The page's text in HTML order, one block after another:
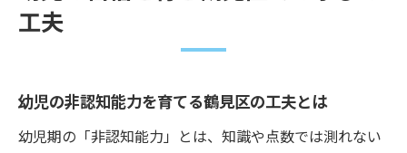
公文式で幼児の非認知能力が育つ理由
幼児の自信を伸ばす公文式学習の特徴
工夫
幼児の非認知能力を育てる鶴見区の工夫とは
幼児期の「非認知能力」とは、知識や点数では測れない